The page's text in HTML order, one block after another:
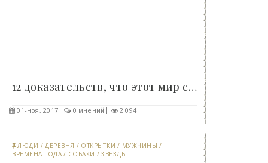
12 доказательств, что этот мир создан для правшей..
01-ноя, 2017 0 мнений 2 094
ЛЮДИ /ДЕРЕВНЯ / ОТКРЫТКИ / МУЖЧИНЫ /
ВРЕМЕНА ГОДА / СОБАКИ /ЗВЕЗДЫ